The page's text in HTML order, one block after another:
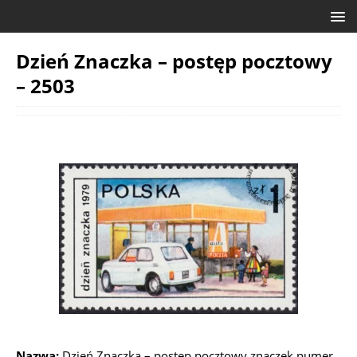
Dzień Znaczka – postęp pocztowy
– 2503